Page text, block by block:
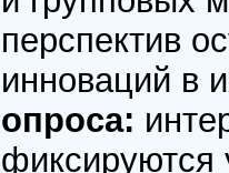
перспектив
инноваций в
опроса:
фиксируются